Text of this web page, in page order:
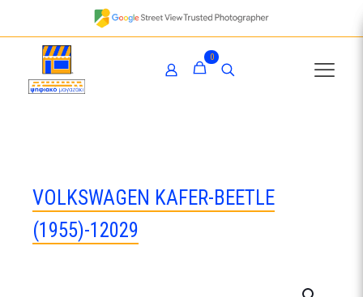
0
VOLKSWAGEN KAFER-BEETLE
(1955)-12029